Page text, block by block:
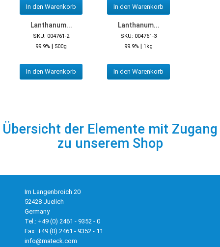
In den Warenkorb In den Warenkorb
Lanthanum...
SKU: 004761-2
99.9% | 500g
In den Warenkorb
Lanthanum...
SKU: 004761-3
99.9% | 1kg
In den Warenkorb
Übersicht der Elemente mit Zugang
zu unserem Shop
Im Langenbroich 20
52428 Juelich
Germany
Tel.: +49 (0) 2461 - 9352 - 0
Fax: +49 (0) 2461 - 9352 - 11
info@mateck.com